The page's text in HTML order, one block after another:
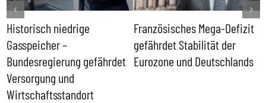
Historisch niedrige
Gasspeicher –
Bundesregierung gefährdet
Versorgung und
Wirtschaftsstandort
Französisches Mega-Defizit
gefährdet Stabilität der
Eurozone und Deutschlands